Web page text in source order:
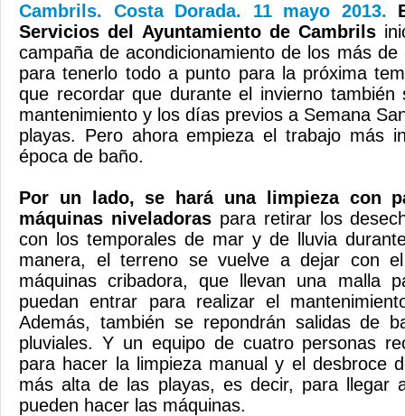
Cambrils. Costa Dorada. 11 mayo 2013.
Servicios del Ayuntamiento de Cambrils
campaña de acondicionamiento de los más
para tenerlo todo a punto para la próxima
que recordar que durante el invierno también
mantenimiento y los días previos a Semana
playas. Pero ahora empieza el trabajo más
época de baño.
Por un lado, se hará una limpieza con
máquinas niveladoras para retirar los
con los temporales de mar y de lluvia
manera, el terreno se vuelve a dejar con
máquinas cribadora, que llevan una malla
puedan entrar para realizar el
Además, también se repondrán salidas de
pluviales. Y un equipo de cuatro personas
para hacer la limpieza manual y el desbroce
más alta de las playas, es decir, para llegar
pueden hacer las máquinas.